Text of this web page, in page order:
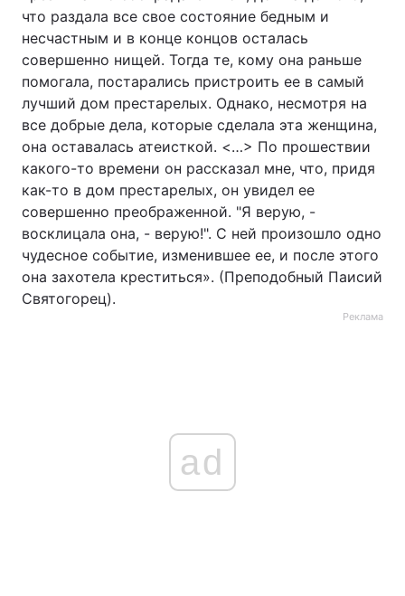
что раздала все свое состояние бедным и
несчастным и в конце концов осталась
совершенно нищей. Тогда те, кому она раньше
помогала, постарались пристроить ее в самый
лучший дом престарелых. Однако, несмотря на
все добрые дела, которые сделала эта женщина,
она оставалась атеисткой. <…> По прошествии
какого-то времени он рассказал мне, что, придя
как-то в дом престарелых, он увидел ее
совершенно преображенной. "Я верую, -
восклицала она, - верую!". С ней произошло одно
чудесное событие, изменившее ее, и после этого
она захотела креститься». (Преподобный Паисий
Святогорец).
Реклама
ad